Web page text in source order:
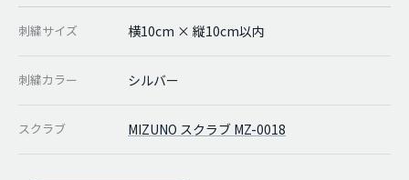
刺繍サイズ 横10cm × 縦10cm以内
刺繍カラー シルバー
スクラブ MIZUNO スクラブ MZ-0018